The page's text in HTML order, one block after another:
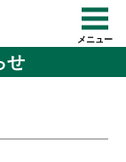
メニュー
せ